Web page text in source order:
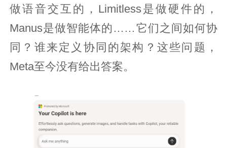
做语音交互的，Limitless是做硬件的，
Manus是做智能体的……它们之间如何协
同？谁来定义协同的架构？这些问题，
Meta至今没有给出答案。